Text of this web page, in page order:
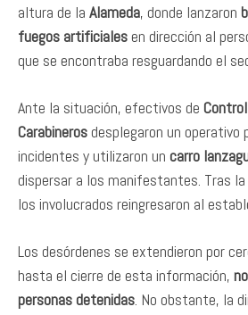
altura de la Alameda, donde lanzaron
fuegos artificialesen dirección al
que se encontraba resguardando el
Ante la situación, efectivos de
Carabinerosdesplegaron un operativo
incidentes y utilizaron un carro
dispersar a los manifestantes. Tras
los involucrados reingresaron al
Los desórdenes se extendieron por
hasta el cierre de esta información,
personas detenidas. No obstante, la